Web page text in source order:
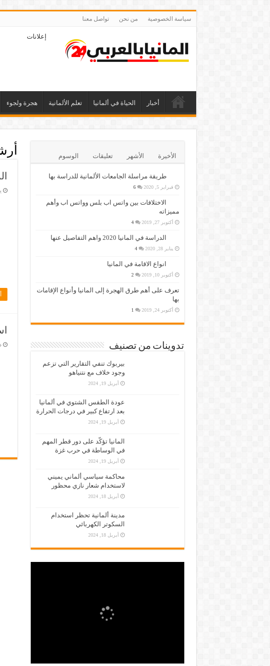
سياسة الخصوصية من نحن تواصل معنا
إعلانات
أخبار الحياة في ألمانيا تعلم الألمانية هجرة ولجوء
الأخيرة الأشهر تعليقات الوسوم
طريقة مراسلة الجامعات الألمانية للدراسة بها
فبراير 5, 2020 6
الاختلافات بين واتس اب بلس وواتس اب وأهم
مميزاته
أكتوبر 27, 2019 4
الدراسة في المانيا 2020 واهم التفاصيل عنها
يناير 28, 2020 4
انواع الاقامة في المانيا
أكتوبر 10, 2019 2
تعرف على أهم طرق الهجرة إلى المانيا وأنواع الإقامات
بها
أكتوبر 24, 2019 1
تدوينات من تصنيف
بيربوك تنفي التقارير التي تزعم
وجود خلاف مع نتنياهو
أبريل 19, 2024
عودة الطقس الشتوي في ألمانيا
بعد ارتفاع كبير في درجات الحرارة
أبريل 19, 2024
المانيا تؤكّد على دور قطر المهم
في الوساطة في حرب غزة
أبريل 19, 2024
محاكمة سياسي ألماني يميني
لاستخدام شعار نازي محظور
أبريل 18, 2024
مدينة ألمانية تحظر استخدام
السكوتر الكهربائي
أبريل 18, 2024